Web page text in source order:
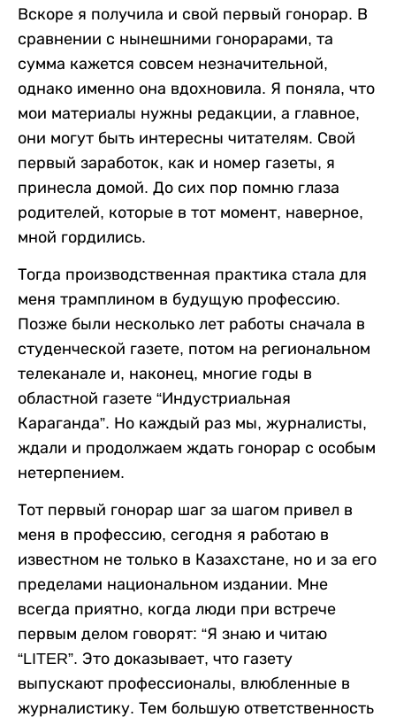
Вскоре я получила и свой первый гонорар. В
сравнении с нынешними гонорарами, та
сумма кажется совсем незначительной,
однако именно она вдохновила. Я поняла, что
мои материалы нужны редакции, а главное,
они могут быть интересны читателям. Свой
первый заработок, как и номер газеты, я
принесла домой. До сих пор помню глаза
родителей, которые в тот момент, наверное,
мной гордились.
Тогда производственная практика стала для
меня трамплином в будущую профессию.
Позже были несколько лет работы сначала в
студенческой газете, потом на региональном
телеканале и, наконец, многие годы в
областной газете “Индустриальная
Караганда”. Но каждый раз мы, журналисты,
ждали и продолжаем ждать гонорар с особым
нетерпением.
Тот первый гонорар шаг за шагом привел в
меня в профессию, сегодня я работаю в
известном не только в Казахстане, но и за его
пределами национальном издании. Мне
всегда приятно, когда люди при встрече
первым делом говорят: “Я знаю и читаю
“LITER”. Это доказывает, что газету
выпускают профессионалы, влюбленные в
журналистику. Тем большую ответственность